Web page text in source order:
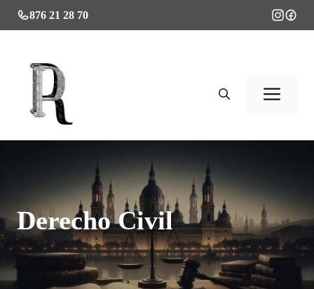
Saltar
al
876 21 28 70
Derecho Civil